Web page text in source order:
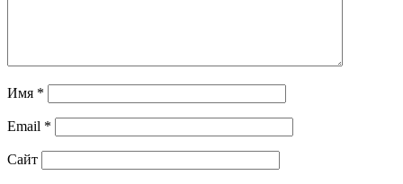
Имя *
Email *
Сайт